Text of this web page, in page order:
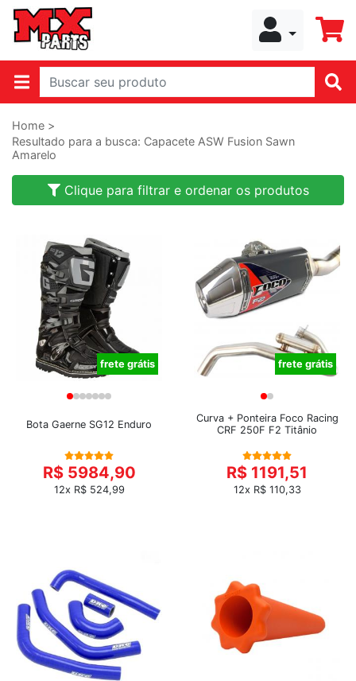
Home >
Resultado para a busca: Capacete ASW Fusion Sawn
Amarelo
Clique para filtrar e ordenar os produtos
frete grátis
Bota Gaerne SG12 Enduro
R$ 5984,90
12x R$ 524,99
frete grátis
Curva + Ponteira Foco Racing
CRF 250F F2 Titânio
R$ 1191,51
12x R$ 110,33